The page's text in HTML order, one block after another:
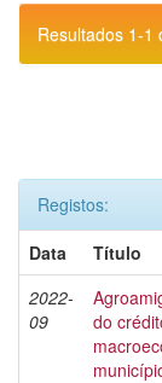
Resultados 1-1
Registos:
Data
Título
2022-
09
do